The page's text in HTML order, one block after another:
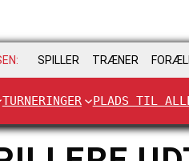
SPILLER TRÆNER
TURNERINGER PLADS TIL